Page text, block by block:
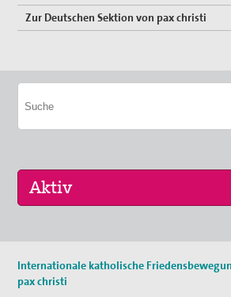
Zur Deutschen Sektion von pax christi
Sommerferien-Friedensliedersingen
Internationale katholische
pax christi